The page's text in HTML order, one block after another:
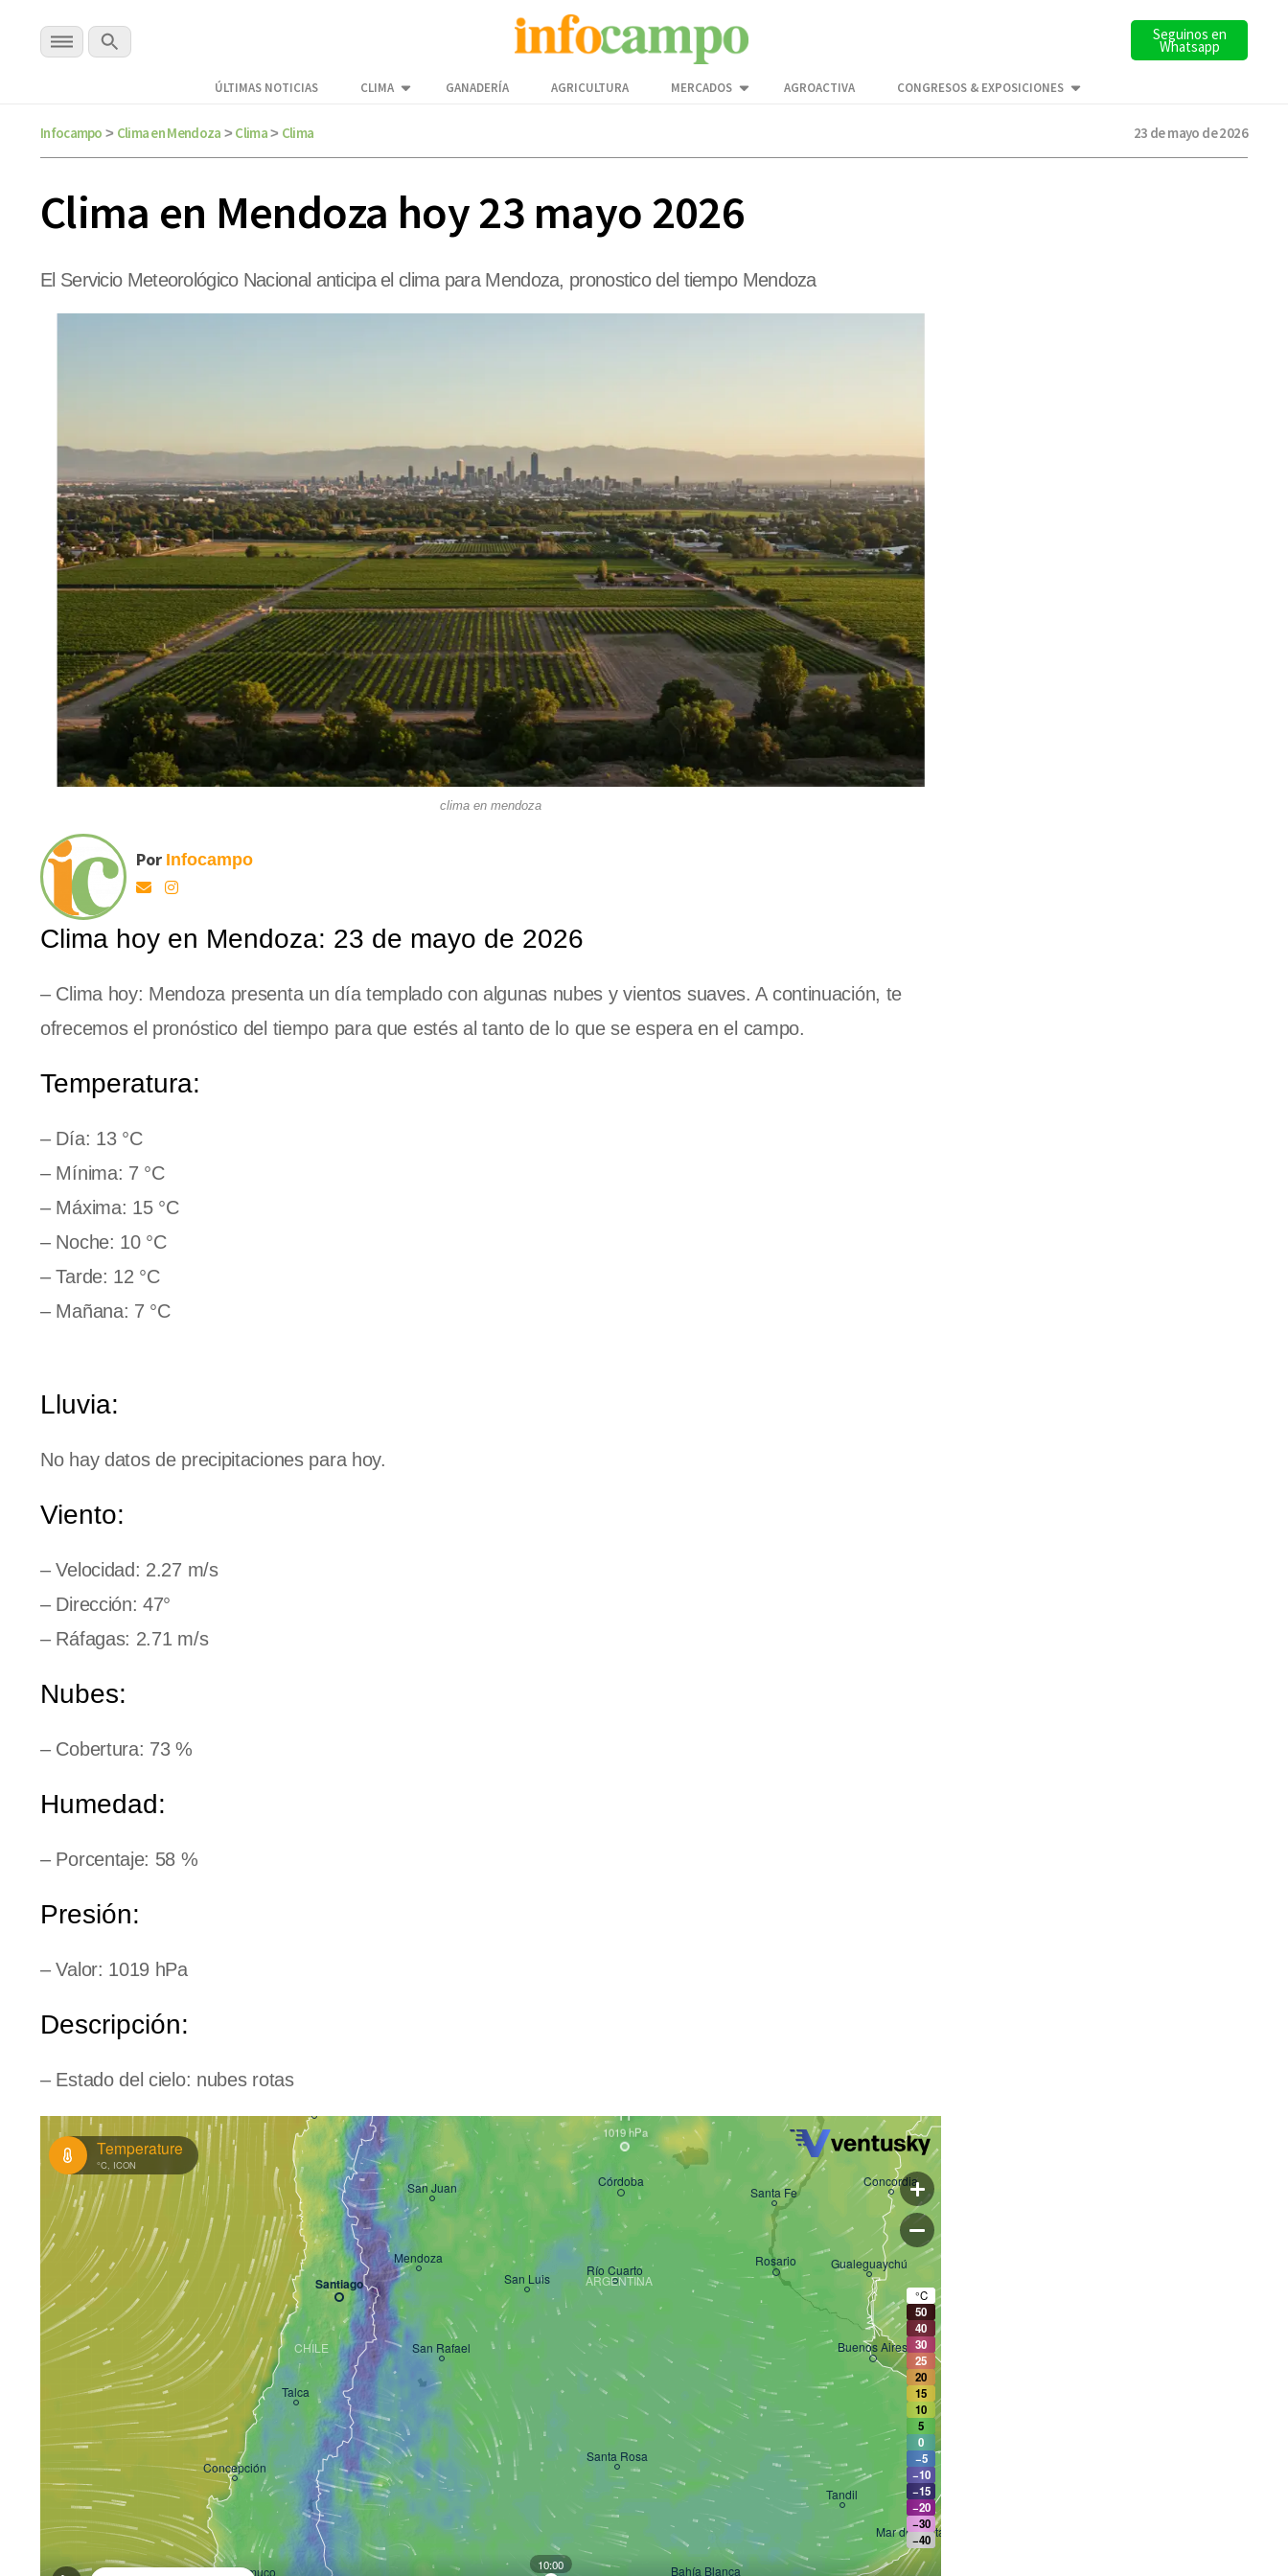
Seguinos en
Whatsapp
ÚLTIMAS NOTICIAS CLIMA GANADERÍA AGRICULTURA MERCADOS AGROACTIVA CONGRESOS & EXPOSICIONES
Infocampo > Clima en Mendoza > Clima> Clima 23 de mayo de 2026
Clima en Mendoza hoy 23 mayo 2026
El Servicio Meteorológico Nacional anticipa el clima para Mendoza, pronostico del tiempo Mendoza
clima en mendoza
Por Infocampo
Clima hoy en Mendoza: 23 de mayo de 2026
– Clima hoy: Mendoza presenta un día templado con algunas nubes y vientos suaves. A continuación, te
ofrecemos el pronóstico del tiempo para que estés al tanto de lo que se espera en el campo.
Temperatura:
– Día: 13 °C
– Mínima: 7 °C
– Máxima: 15 °C
– Noche: 10 °C
– Tarde: 12 °C
– Mañana: 7 °C
Lluvia:
No hay datos de precipitaciones para hoy.
Viento:
– Velocidad: 2.27 m/s
– Dirección: 47°
– Ráfagas: 2.71 m/s
Nubes:
– Cobertura: 73 %
Humedad:
– Porcentaje: 58 %
Presión:
– Valor: 1019 hPa
Descripción:
– Estado del cielo: nubes rotas